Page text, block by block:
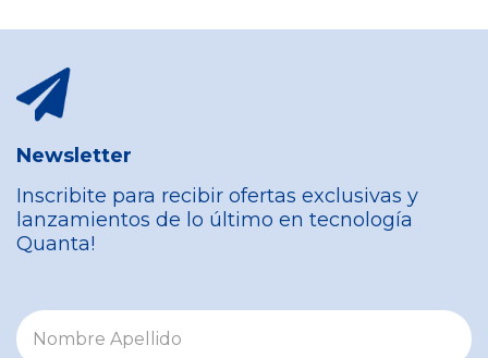
Newsletter
Inscribite para recibir ofertas exclusivas y
lanzamientos de lo último en tecnología
Quanta!